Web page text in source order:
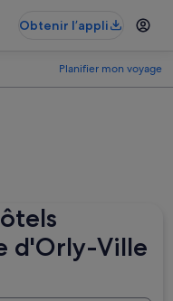
Obtenir l’appli
Planifier mon voyage
d'Orly-Ville